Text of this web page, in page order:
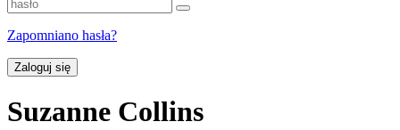
Zapomniano hasła?
Zaloguj się
Suzanne Collins